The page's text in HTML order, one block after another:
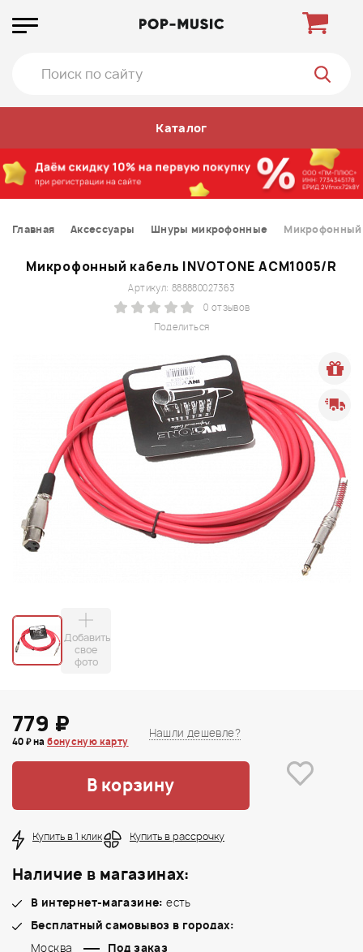
Каталог
Главная Аксессуары Шнуры микрофонные Микрофонный
Микрофонный кабель INVOTONE ACM1005/R
Поделиться
Артикул: 888880027363
0 отзывов
Добавить
свое
фото
779 ₽
40 ₽ набонусную карту
Нашли дешевле?
В корзину
Купить в 1 клик Купить в рассрочку
Наличие в магазинах:
В интернет-магазине: есть
Бесплатный самовывоз в городах:
Москва
Под заказ